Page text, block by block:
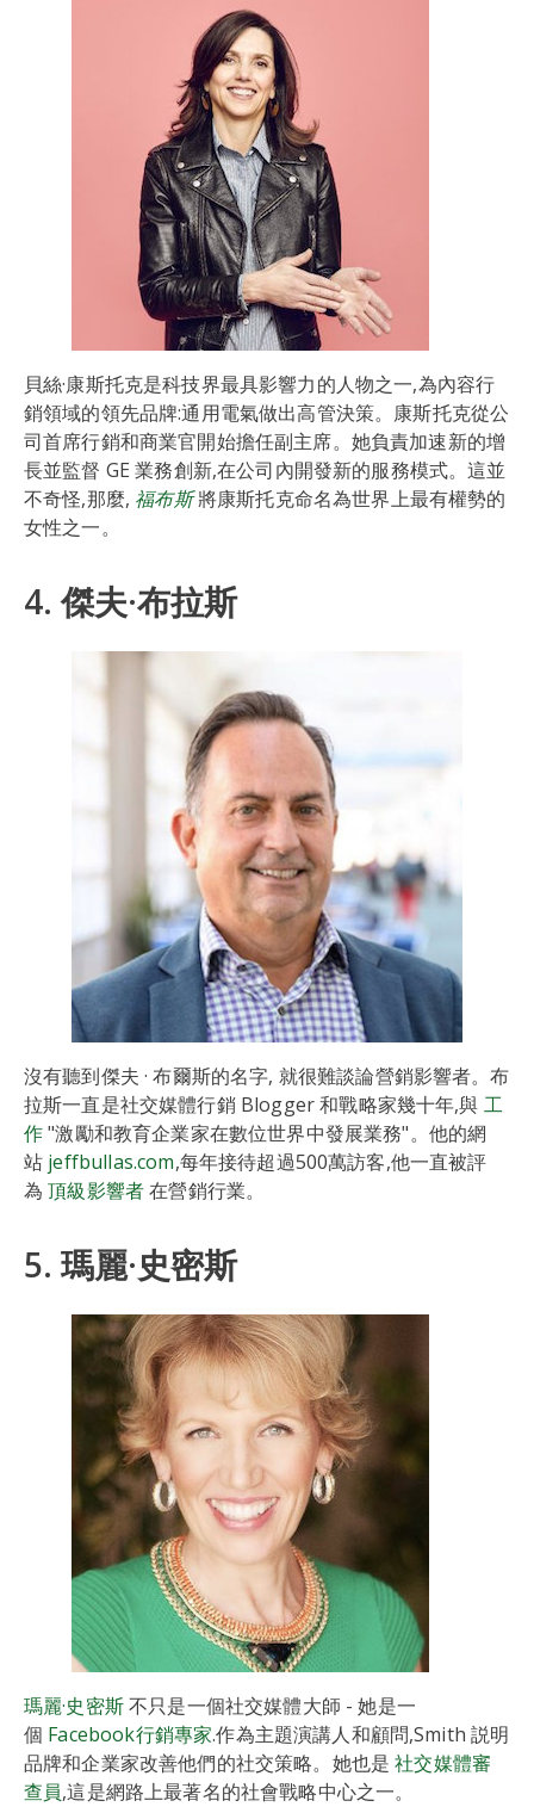
貝絲·康斯托克是科技界最具影響力的人物之一,為內容行
銷領域的領先品牌:通用電氣做出高管決策。康斯托克從公
司首席行銷和商業官開始擔任副主席。她負責加速新的增
長並監督 GE 業務創新,在公司內開發新的服務模式。這並
不奇怪,那麼, 福布斯將康斯托克命名為世界上最有權勢的
女性之一。
4. 傑夫·布拉斯
沒有聽到傑夫 · 布爾斯的名字, 就很難談論營銷影響者。布
拉斯一直是社交媒體行銷 Blogger 和戰略家幾十年,與 工
作"激勵和教育企業家在數位世界中發展業務"。他的網
站 jeffbullas.com,每年接待超過500萬訪客,他一直被評
為頂級影響者在營銷行業。
5. 瑪麗·史密斯
瑪麗·史密斯不只是一個社交媒體大師 - 她是一
個 Facebook行銷專家.作為主題演講人和顧問,Smith 説明
品牌和企業家改善他們的社交策略。她也是社交媒體審
查員,這是網路上最著名的社會戰略中心之一。